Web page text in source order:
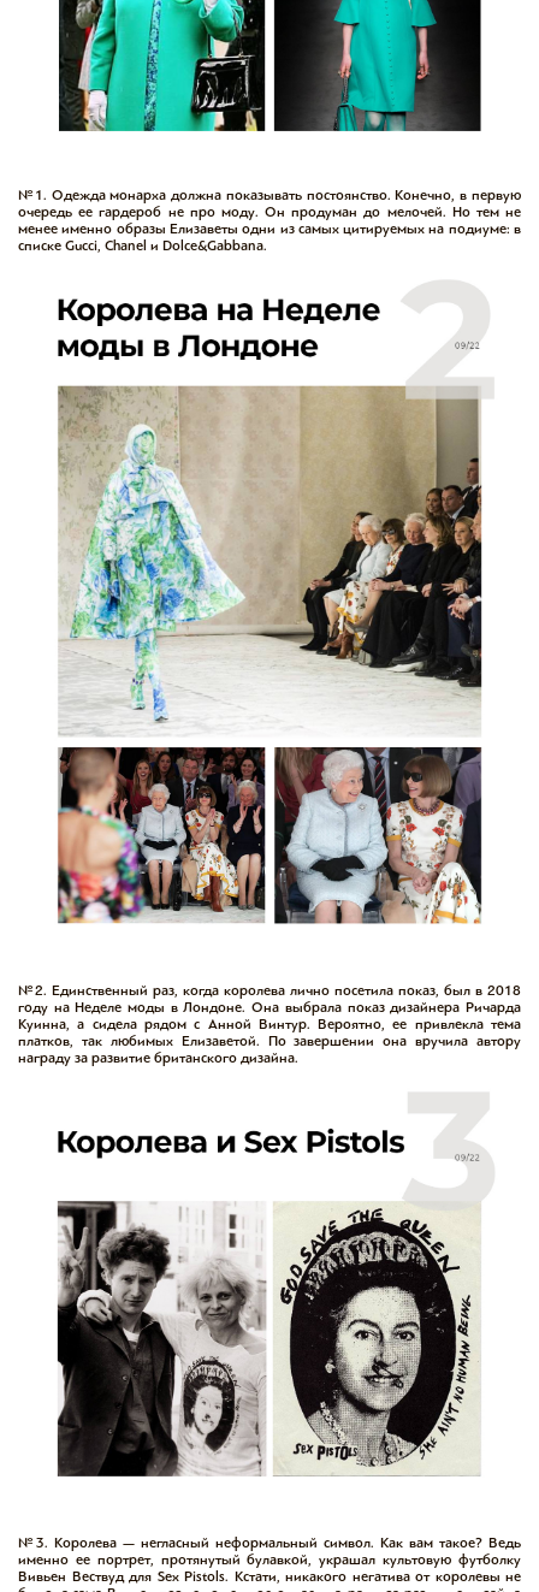
№1. Одежда монарха должна показывать постоянство. Конечно, в первую
очередь ее гардероб не про моду. Он продуман до мелочей. Но тем не
менее именно образы Елизаветы одни из самых цитируемых на подиуме: в
списке Gucci, Chanel и Dolce&Gabbana.
№2. Единственный раз, когда королева лично посетила показ, был в 2018
году на Неделе моды в Лондоне. Она выбрала показ дизайнера Ричарда
Куинна, а сидела рядом с Анной Винтур. Вероятно, ее привлекла тема
платков, так любимых Елизаветой. По завершении она вручила автору
награду за развитие британского дизайна.
№3. Королева — негласный неформальный символ. Как вам такое? Ведь
именно ее портрет, протянутый булавкой, украшал культовую футболку
Вивьен Вествуд для Sex Pistols. Кстати, никакого негатива от королевы не